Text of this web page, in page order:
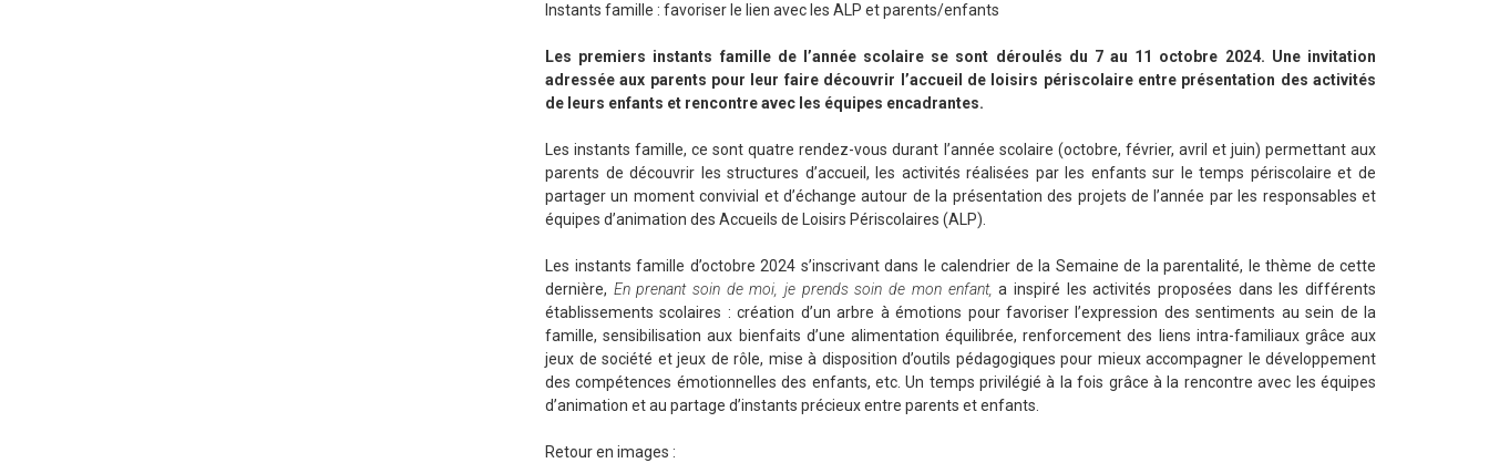
Instants famille : favoriser le lien avec les ALP et parents/enfants
Les premiers instants famille de l’année scolaire se sont déroulés du 7 au 11 octobre 2024. Une invitation
adressée aux parents pour leur faire découvrir l’accueil de loisirs périscolaire entre présentation des activités
de leurs enfants et rencontre avec les équipes encadrantes.
Les instants famille, ce sont quatre rendez-vous durant l’année scolaire (octobre, février, avril et juin) permettant aux
parents de découvrir les structures d’accueil, les activités réalisées par les enfants sur le temps périscolaire et de
partager un moment convivial et d’échange autour de la présentation des projets de l’année par les responsables et
équipes d’animation des Accueils de Loisirs Périscolaires (ALP).
Les instants famille d’octobre 2024 s’inscrivant dans le calendrier de la Semaine de la parentalité, le thème de cette
dernière, En prenant soin de moi, je prends soin de mon enfant, a inspiré les activités proposées dans les différents
établissements scolaires : création d’un arbre à émotions pour favoriser l’expression des sentiments au sein de la
famille, sensibilisation aux bienfaits d’une alimentation équilibrée, renforcement des liens intra-familiaux grâce aux
jeux de société et jeux de rôle, mise à disposition d’outils pédagogiques pour mieux accompagner le développement
des compétences émotionnelles des enfants, etc. Un temps privilégié à la fois grâce à la rencontre avec les équipes
d’animation et au partage d’instants précieux entre parents et enfants.
Retour en images :